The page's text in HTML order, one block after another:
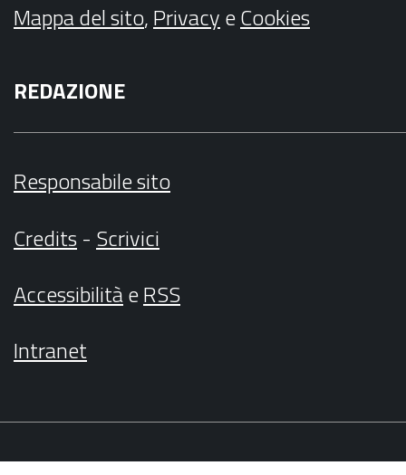
Mappa del sito,PrivacyeCookies
REDAZIONE
Responsabile sito
Credits- Scrivici
AccessibilitàeRSS
Intranet